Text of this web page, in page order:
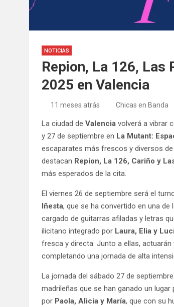
NOTICIAS
Repion, La 126, Las
2025 en Valencia
11 meses atrás Chicas en Banda
La ciudad deValencia volverá a vibrar
y 27 de septiembre en La Mutant:
escaparates más frescos y diversos
destacan Repion, La 126, Cariño y
más esperados de la cita.
El viernes 26 de septiembre será el
Iñesta, que se ha convertido en una
cargado de guitarras afiladas y letras
ilicitano integrado por Laura, Elia y
fresca y directa. Junto a ellas, actuarán
completando una jornada de alta
La jornada del sábado 27 de
madrileñas que se han ganado un
por Paola, Alicia y María, que con su